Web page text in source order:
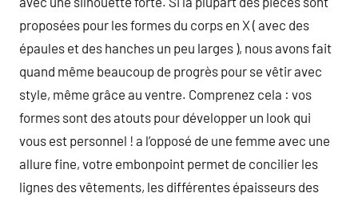
proposées pour les formes du corps en X ( avec des
épaules et des hanches un peu larges ), nous avons fait
quand même beaucoup de progrès pour se vêtir avec
style, même grâce au ventre. Comprenez cela : vos
formes sont des atouts pour développer un look qui
vous est personnel ! a l’opposé de une femme avec une
allure fine, votre embonpoint permet de concilier les
lignes des vêtements, les différentes épaisseurs des